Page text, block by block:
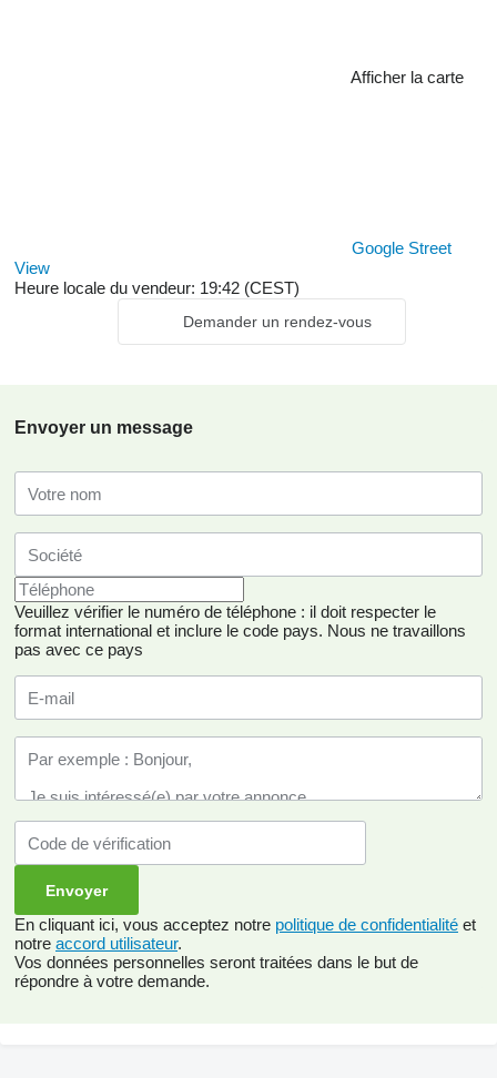
Afficher la carte
Google Street
View
Heure locale du vendeur: 19:42 (CEST)
Demander un rendez-vous
Envoyer un message
Veuillez vérifier le numéro de téléphone : il doit respecter le
format international et inclure le code pays. Nous ne travaillons
pas avec ce pays
En cliquant ici, vous acceptez notre politique de confidentialité et
notre accord utilisateur.
Vos données personnelles seront traitées dans le but de
répondre à votre demande.